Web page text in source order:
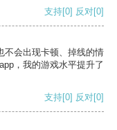
支持[0] 反对[0]
不会出现卡顿、掉线的情
，我的游戏水平提升了
支持[0] 反对[0]